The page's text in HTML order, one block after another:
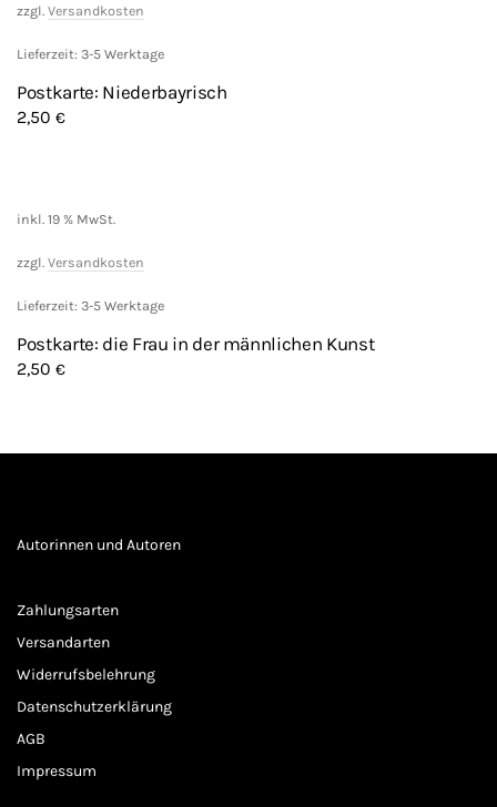
zzgl. Versandkosten
Lieferzeit: 3-5 Werktage
Postkarte: Niederbayrisch
2,50 €
inkl. 19 % MwSt.
zzgl. Versandkosten
Lieferzeit: 3-5 Werktage
Postkarte: die Frau in der männlichen Kunst
2,50 €
Autorinnen und Autoren
Zahlungsarten
Versandarten
Widerrufsbelehrung
Datenschutzerklärung
AGB
Impressum